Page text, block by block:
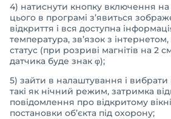
4) натиснути кнопку включення на
цього в програмі з’явиться
відкриття і вся доступна
температура, зв’язок з інтернетом,
статус (при розриві магнітів на 2
датчика буде знак φ);
5) зайти в налаштування і вибрати
такі як нічний режим, затримка
повідомлення про відкритому
постановки об’єкта під охорону;